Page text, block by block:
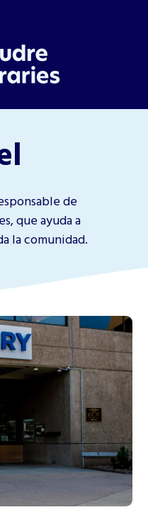
de
que ayuda a
la comunidad.